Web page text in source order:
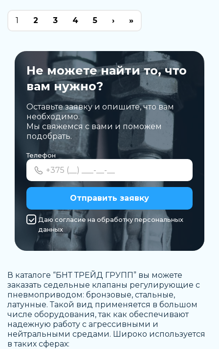
1 2 3 4 5 › »
Не можете найти то, что
вам нужно?
Оставьте заявку и опишите, что вам
необходимо.
Мы свяжемся с вами и поможем
подобрать.
Телефон
Отправить заявку
Даю согласие на обработку персональных
данных
В каталоге “БНТ ТРЕЙД ГРУПП” вы можете
заказать седельные клапаны регулирующие с
пневмоприводом: бронзовые, стальные,
латунные. Такой вид применяется в большом
числе оборудования, так как обеспечивают
надежную работу с агрессивными и
нейтральными средами. Широко используется
в таких сферах: